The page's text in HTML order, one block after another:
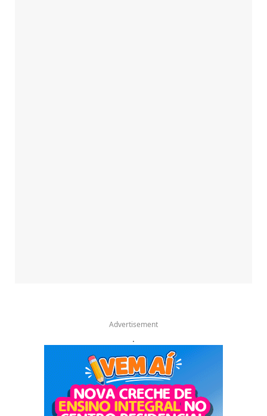
Advertisement
.